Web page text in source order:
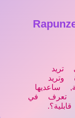
تريد
وتريد
ساعديها
تعرف في